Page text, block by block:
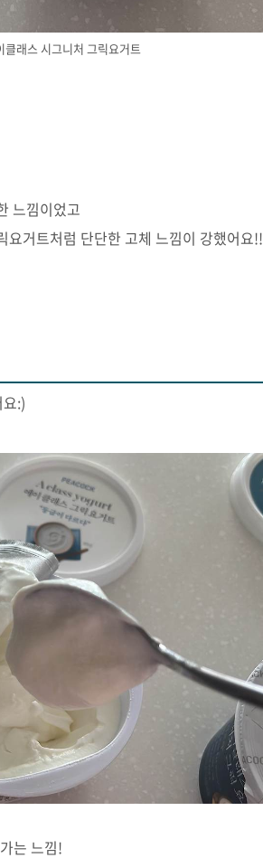
래스 시그니처 그릭요거트
느낌이었고
요거트처럼 단단한 고체 느낌이 강했어요!!
:)
는 느낌!